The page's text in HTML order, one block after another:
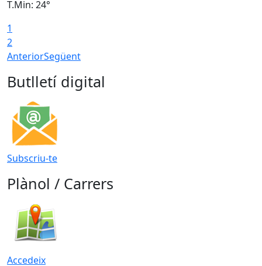
T.Min: 24°
1
2
AnteriorSegüent
Butlletí digital
Subscriu-te
Plànol / Carrers
Accedeix